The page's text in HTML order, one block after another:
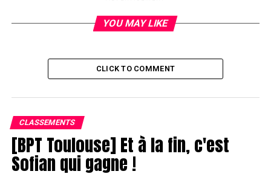
YOU MAY LIKE
CLICK TO COMMENT
CLASSEMENTS
[BPT Toulouse] Et à la fin, c'est
Sofian qui gagne !